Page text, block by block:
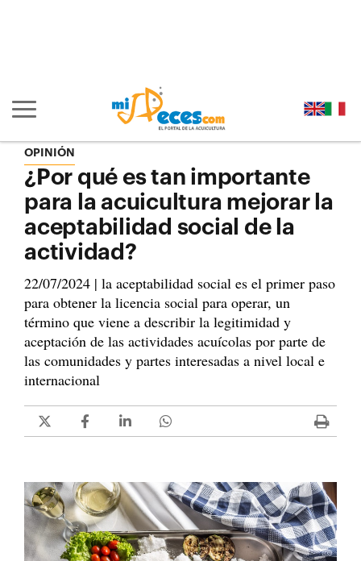
Mostrar/ocultar navegación principal
OPINIÓN
¿Por qué es tan importante
para la acuicultura mejorar la
aceptabilidad social de la
actividad?
22/07/2024 | la aceptabilidad social es el primer paso
para obtener la licencia social para operar, un
término que viene a describir la legitimidad y
aceptación de las actividades acuícolas por parte de
las comunidades y partes interesadas a nivel local e
internacional